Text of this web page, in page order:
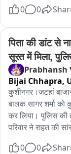
के प्रति जागरूक कर
कार्यक्रम में विद्यालय के
तिवारी, अजय सिंह,
🖋️कुशीनगर से पीके
थी। शिकायत और
लिया गया।पुलिस ने
किया है। मामले में
है।
0 0
पिता की डांट से
सूरत में मिला,
Prabhansh
Bijai Chhapra,
कुशीनगर।जटहां
बालक सागर शर्मा
कर लिया। पुलिस की
परिवार ने राहत की
0 0